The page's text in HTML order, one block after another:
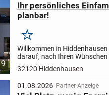
9
Ihr persönliches
planbar!
Merken
Willkommen in
darauf, nach Ihren
überzeugt durch eine
32120 Hiddenhausen
01.08.2026 Partner-Anzeige